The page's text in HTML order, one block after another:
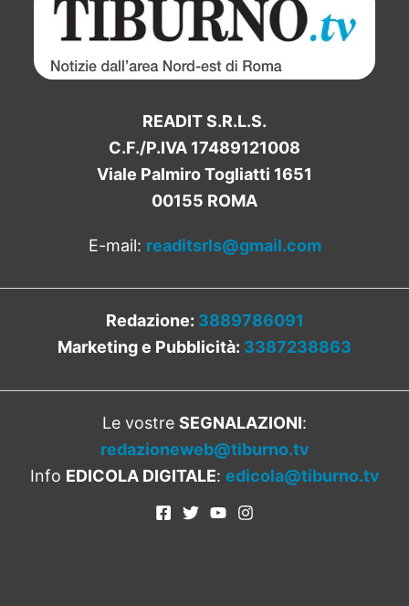
READIT S.R.L.S.
C.F./P.IVA 17489121008
Viale Palmiro Togliatti 1651
00155 ROMA
E-mail: readitsrls@gmail.com
Redazione: 3889786091
Marketing e Pubblicità: 3387238863
Le vostre SEGNALAZIONI:
redazioneweb@tiburno.tv
Info EDICOLA DIGITALE: edicola@tiburno.tv